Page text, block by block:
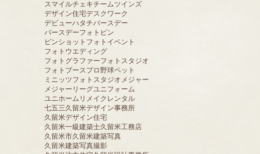
スマイルチェキチームツインズ
デザイン住宅デスクワーク
デビューハタチバースデー
バースデーフォト ピン
ピンショット フォトイベント
フォトウエディング
フォトグラファーフォトスタジオ
フォトブースプロ野球ペット
ミニッツフォトスタジオメジャー
メジャーリーグユニフォーム
ユニホーム リメイク レンタル
七五三久留米デザイン事務所
久留米デザイン住宅
久留米一級建築士久留米工務店
久留米市久留米建築写真
久留米建築写真撮影